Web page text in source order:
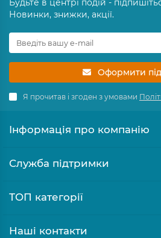
Будьте в центрі подій -
Новинки, знижки, акції.
Оформити
Я прочитав і згоден з умовами
Інформація про компанію
Служба підтримки
ТОП категорії
Наші контакти